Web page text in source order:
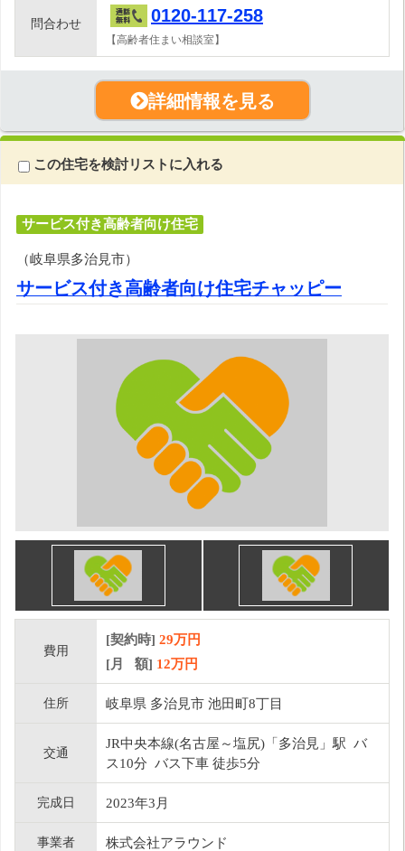
問合わせ 0120-117-258
【高齢者住まい相談室】
詳細情報を見る
この住宅を検討リストに入れる
サービス付き高齢者向け住宅
（岐阜県多治見市）
サービス付き高齢者向け住宅チャッピー
費用
[契約時] 29万円
[月 額] 12万円
住所 岐阜県 多治見市 池田町8丁目
交通
JR中央本線(名古屋～塩尻)「多治見」駅 バ
ス10分 バス下車 徒歩5分
完成日 2023年3月
事業者 株式会社アラウンド